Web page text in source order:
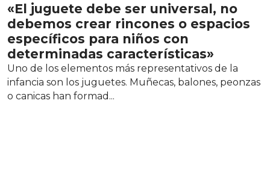
«El juguete debe ser universal, no
debemos crear rincones o espacios
específicos para niños con
determinadas características»
Uno de los elementos más representativos de la
infancia son los juguetes. Muñecas, balones, peonzas
o canicas han formad...